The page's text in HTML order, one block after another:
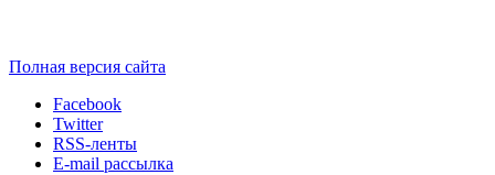
Полная версия сайта
Facebook
Twitter
RSS-ленты
E-mail рассылка